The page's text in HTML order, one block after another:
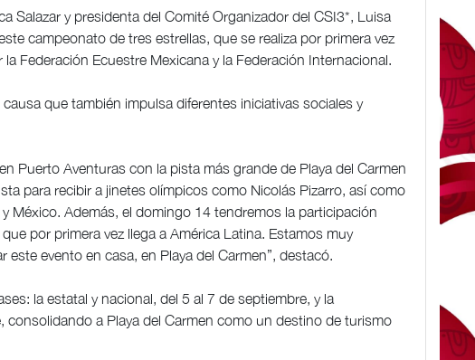
Salazar y presidenta del Comité Organizador del CSI3*, Luisa
campeonato de tres estrellas, que se realiza por primera vez
Federación Ecuestre Mexicana y la Federación Internacional.
que también impulsa diferentes iniciativas sociales y
Puerto Aventuras con la pista más grande de Playa del Carmen
para recibir a jinetes olímpicos como Nicolás Pizarro, así como
México. Además, el domingo 14 tendremos la participación
por primera vez llega a América Latina. Estamos muy
evento en casa, en Playa del Carmen”, destacó.
la estatal y nacional, del 5 al 7 de septiembre, y la
consolidando a Playa del Carmen como un destino de turismo